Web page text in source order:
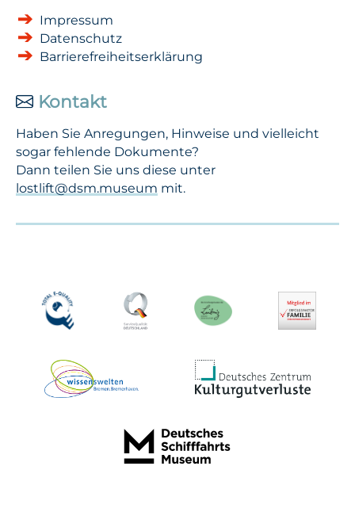
Impressum
Datenschutz
Barrierefreiheitserklärung
Kontakt
Haben Sie Anregungen, Hinweise und vielleicht
sogar fehlende Dokumente?
Dann teilen Sie uns diese unter
lostlift@dsm.museum mit.